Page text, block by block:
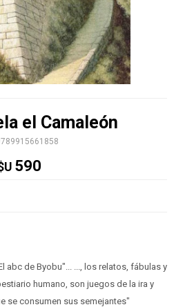
el Camaleón
590
abc de Byobu"... ..., los relatos, fábulas y
humano, son juegos de la ira y
se consumen sus semejantes"